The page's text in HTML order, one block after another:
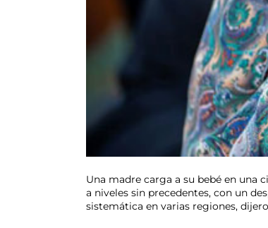
Una madre carga a su bebé en una
a niveles sin precedentes, con un
sistemática en varias regiones,